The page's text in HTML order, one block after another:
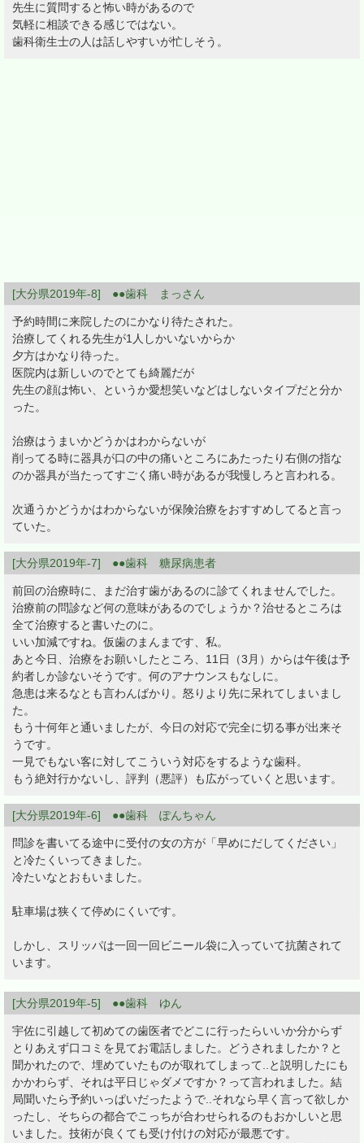
先生に質問すると怖い時があるので
気軽に相談できる感じではない。
歯科衛生士の人は話しやすいが忙しそう。
[大分県2019年-8] ●●歯科 まっさん
予約時間に来院したのにかなり待たされた。
治療してくれる先生が1人しかいないからか
夕方はかなり待った。
医院内は新しいのでとても綺麗だが
先生の顔は怖い、というか愛想笑いなどはしないタイプだと分か
った。
治療はうまいかどうかはわからないが
削ってる時に器具が口の中の痛いところにあたったり右側の指な
のか器具が当たってすごく痛い時があるが我慢しろと言われる。
次通うかどうかはわからないが保険治療をおすすめしてると言っ
ていた。
[大分県2019年-7] ●●歯科 糖尿病患者
前回の治療時に、まだ治す歯があるのに診てくれませんでした。
治療前の問診など何の意味があるのでしょうか？治せるところは
全て治療すると書いたのに。
いい加減ですね。仮歯のまんまです、私。
あと今日、治療をお願いしたところ、11日（3月）からは午後は予
約者しか診ないそうです。何のアナウンスもなしに。
急患は来るなとも言わんばかり。怒りより先に呆れてしまいまし
た。
もう十何年と通いましたが、今日の対応で完全に切る事が出来そ
うです。
一見でもない客に対してこういう対応をするような歯科。
もう絶対行かないし、評判（悪評）も広がっていくと思います。
[大分県2019年-6] ●●歯科 ぽんちゃん
問診を書いてる途中に受付の女の方が「早めにだしてください」
と冷たくいってきました。
冷たいなとおもいました。
駐車場は狭くて停めにくいです。
しかし、スリッパは一回一回ビニール袋に入っていて抗菌されて
います。
[大分県2019年-5] ●●歯科 ゆん
宇佐に引越して初めての歯医者でどこに行ったらいいか分からず
とりあえず口コミを見てお電話しました。どうされましたか？と
聞かれたので、埋めていたものが取れてしまって..と説明したにも
かかわらず、それは平日じゃダメですか？って言われました。結
局聞いたら予約いっぱいだったようで..それなら早く言って欲しか
ったし、そちらの都合でこっちが合わせられるのもおかしいと思
いました。技術が良くても受け付けの対応が最悪です。